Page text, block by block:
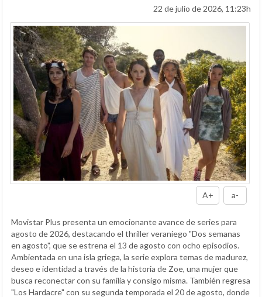
22 de julio de 2026, 11:23h
A+ a-
Movistar Plus presenta un emocionante avance de series para
agosto de 2026, destacando el thriller veraniego "Dos semanas
en agosto", que se estrena el 13 de agosto con ocho episodios.
Ambientada en una isla griega, la serie explora temas de madurez,
deseo e identidad a través de la historia de Zoe, una mujer que
busca reconectar con su familia y consigo misma. También regresa
"Los Hardacre" con su segunda temporada el 20 de agosto, donde